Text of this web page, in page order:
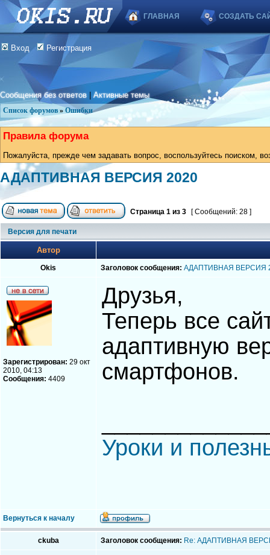
ГЛАВНАЯ СОЗДАТЬ
Вход Регистрация
Сообщения без ответов |Активные темы
Список форумов » Ошибки
Правила форума
Пожалуйста, прежде чем задавать вопрос, воспользуйтесь поиском,
АДАПТИВНАЯ ВЕРСИЯ 2020
Страница 1 из 3 [ Сообщений: 28 ]
Версия для печати
Автор
Okis Заголовок сообщения: АДАПТИВНАЯ ВЕРСИЯ
Зарегистрирован: 29 окт
2010, 04:13
Сообщения: 4409
Друзья,
Теперь все
адаптивную
смартфонов.
Уроки и
Вернуться к началу
ckuba Заголовок сообщения: Re: АДАПТИВНАЯ